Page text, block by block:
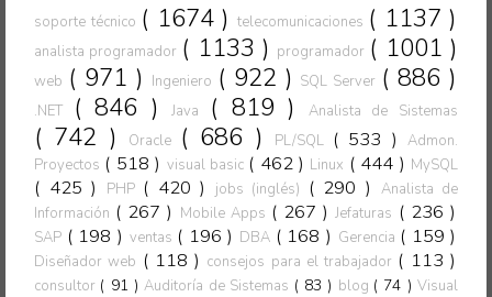
soporte técnico ( 1674 ) telecomunicaciones ( 1137 )
analista programador ( 1133 ) programador ( 1001 )
web ( 971 ) Ingeniero ( 922 ) SQL Server ( 886 )
.NET ( 846 )Java ( 819 ) Analista de Sistemas
( 742 ) Oracle ( 686 ) PL/SQL ( 533 )Admon.
Proyectos ( 518 ) visual basic ( 462 ) Linux ( 444 ) MySQL
( 425 ) PHP ( 420 ) jobs (inglés) ( 290 )
Analista de
Información ( 267 ) Mobile Apps ( 267 )Jefaturas ( 236 )
SAP ( 198 ) ventas ( 196 ) DBA ( 168 ) Gerencia ( 159 )
Diseñador web ( 118 ) consejos para el trabajador ( 113 )
consultor ( 91 )Auditoría de Sistemas ( 83 ) blog ( 74 )Visual